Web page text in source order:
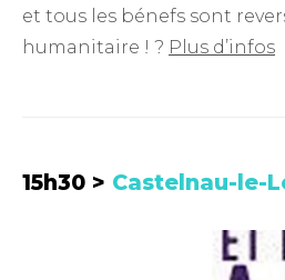
et tous les bénefs sont
humanitaire ! ? Plus d’infos
15h30 > Castelnau-le-